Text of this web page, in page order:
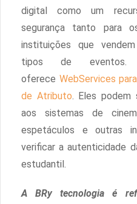
digital como um
segurança tanto para
instituições que
tipos de eventos.
oferece WebServices
de Atributo. Eles podem
aos sistemas de
espetáculos e outras
verificar a autenticidade
estudantil.
A BRy tecnologia é